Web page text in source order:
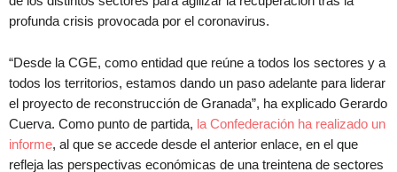
profunda crisis provocada por el coronavirus.
“Desde la CGE, como entidad que reúne a todos los sectores y a
todos los territorios, estamos dando un paso adelante para liderar
el proyecto de reconstrucción de Granada”, ha explicado Gerardo
Cuerva. Como punto de partida, la Confederación ha realizado un
informe, al que se accede desde el anterior enlace, en el que
refleja las perspectivas económicas de una treintena de sectores